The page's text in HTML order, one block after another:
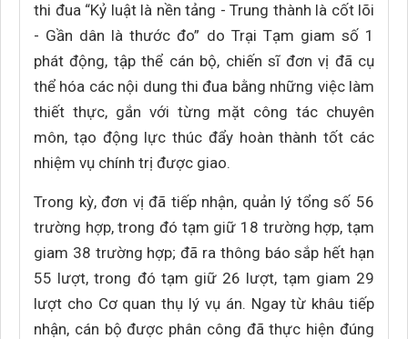
thi đua “Kỷ luật là nền tảng - Trung thành là cốt lõi
- Gần dân là thước đo” do Trại Tạm giam số 1
phát động, tập thể cán bộ, chiến sĩ đơn vị đã cụ
thể hóa các nội dung thi đua bằng những việc làm
thiết thực, gắn với từng mặt công tác chuyên
môn, tạo động lực thúc đẩy hoàn thành tốt các
nhiệm vụ chính trị được giao.
Trong kỳ, đơn vị đã tiếp nhận, quản lý tổng số 56
trường hợp, trong đó tạm giữ 18 trường hợp, tạm
giam 38 trường hợp; đã ra thông báo sắp hết hạn
55 lượt, trong đó tạm giữ 26 lượt, tạm giam 29
lượt cho Cơ quan thụ lý vụ án. Ngay từ khâu tiếp
nhận, cán bộ được phân công đã thực hiện đúng